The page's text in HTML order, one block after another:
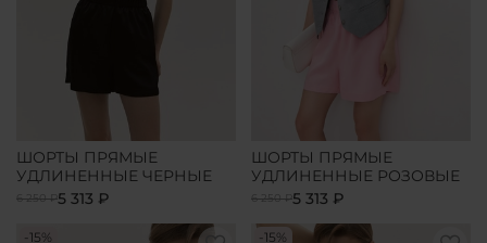
ШОРТЫ ПРЯМЫЕ
УДЛИНЕННЫЕ ЧЕРНЫЕ
6 250 ₽5 313 ₽
ШОРТЫ ПРЯМЫЕ
УДЛИНЕННЫЕ РОЗОВЫЕ
6 250 ₽5 313 ₽
-15% -15%